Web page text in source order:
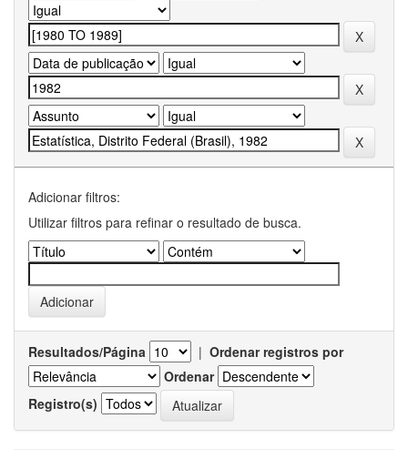
Adicionar filtros:
Utilizar filtros para refinar o resultado de busca.
Resultados/Página | Ordenar registros por
Ordenar
Registro(s)